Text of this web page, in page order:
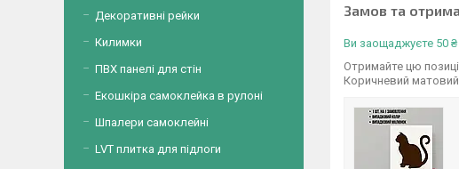
Замов та
Ви заощаджуєте 50 ₴
Отримайте цю
Коричневий
Декоративні рейки
Килимки
ПВХ панелі для стін
Екошкіра самоклейка в рулоні
Шпалери самоклейні
LVT плитка для підлоги